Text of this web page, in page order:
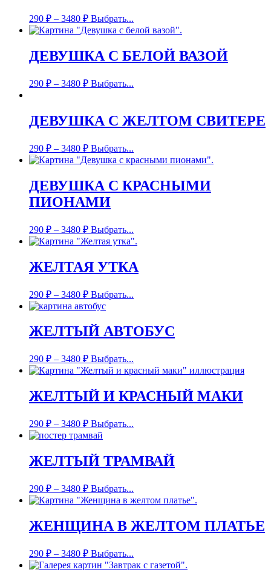
290 ₽ – 3480 ₽ Выбрать...
ДЕВУШКА С БЕЛОЙ ВАЗОЙ
290 ₽ – 3480 ₽ Выбрать...
ДЕВУШКА С ЖЕЛТОМ СВИТЕРЕ
290 ₽ – 3480 ₽ Выбрать...
ДЕВУШКА С КРАСНЫМИ
ПИОНАМИ
290 ₽ – 3480 ₽ Выбрать...
ЖЕЛТАЯ УТКА
290 ₽ – 3480 ₽ Выбрать...
ЖЕЛТЫЙ АВТОБУС
290 ₽ – 3480 ₽ Выбрать...
ЖЕЛТЫЙ И КРАСНЫЙ МАКИ
290 ₽ – 3480 ₽ Выбрать...
ЖЕЛТЫЙ ТРАМВАЙ
290 ₽ – 3480 ₽ Выбрать...
ЖЕНЩИНА В ЖЕЛТОМ ПЛАТЬЕ
290 ₽ – 3480 ₽ Выбрать...